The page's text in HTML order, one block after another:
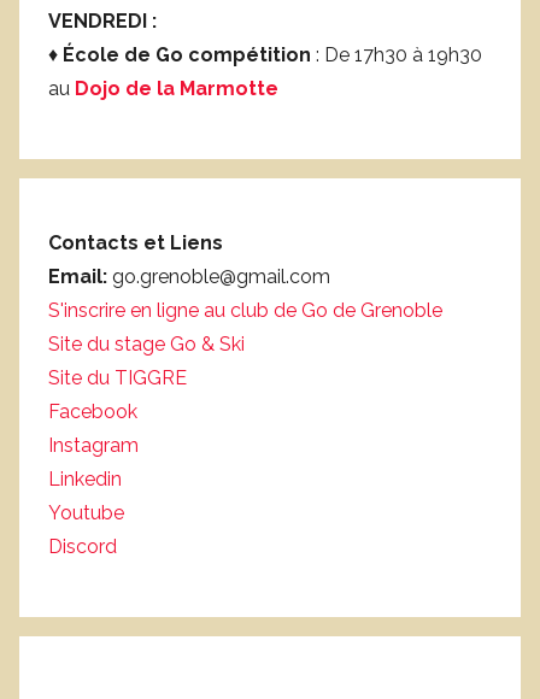
VENDREDI :
♦ École de Go compétition : De 17h30 à 19h30
au Dojo de la Marmotte
Contacts et Liens
Email: go.grenoble@gmail.com
S'inscrire en ligne au club de Go de Grenoble
Site du stage Go & Ski
Site du TIGGRE
Facebook
Instagram
Linkedin
Youtube
Discord